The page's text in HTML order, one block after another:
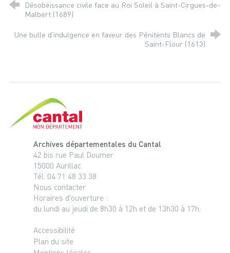
Désobéissance civile face au Roi Soleil à Saint-Cirgues-de-
Malbert (1689)
Une bulle d’indulgence en faveur des Pénitents Blancs de
Saint-Flour (1613)
Archives départementales du Cantal
42 bis rue Paul Doumer
15000 Aurillac
Tél. 04 71 48 33 38
Nous contacter
Horaires d'ouverture :
du lundi au jeudi de 8h30 à 12h et de 13h30 à 17h.
Accessibilité
Plan du site